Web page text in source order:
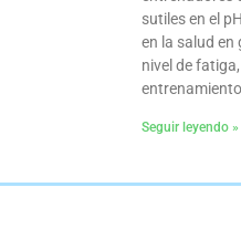
sutiles en el
en la salud en
nivel de
Seguir leyendo »